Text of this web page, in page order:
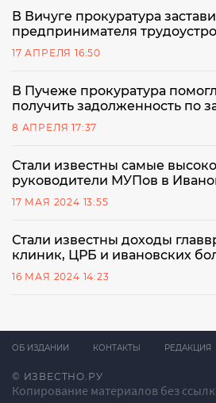
В Вичуге прокуратура
предпринимателя
17 АПРЕЛЯ 16:50
В Пучеже прокуратура
получить задолженность по
8 АПРЕЛЯ 17:37
Стали известны самые
руководители МУПов в
17 МАЯ 2024 13:55
Стали известны доходы
клиник, ЦРБ и ивановских
16 МАЯ 2024 14:23
© ИЗВЕСТНО.РУ
Копирование материалов без
ОБ ИЗДАНИИ КОНТАКТЫ РЕДАКЦИЯ